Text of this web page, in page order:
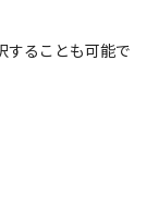
することも可能で